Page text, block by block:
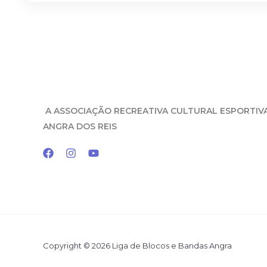
AASSOCIAÇÃO RECREATIVA CULTURAL
ANGRA DOS REIS
Copyright © 2026 Liga de Blocos e Bandas Angra